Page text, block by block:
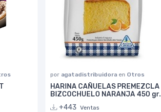
por agatadistribuidora en Otros
HARINA CAÑUELAS PREMEZCLA
BIZCOCHUELO NARANJA 450 gr.
+443 Ventas